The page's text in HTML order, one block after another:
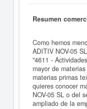
Resumen
Como hemos
ADITIV NOV-05
"4611 -
mayor de
materias primas
quieres conocer
NOV-05 SL o del
ampliado de la